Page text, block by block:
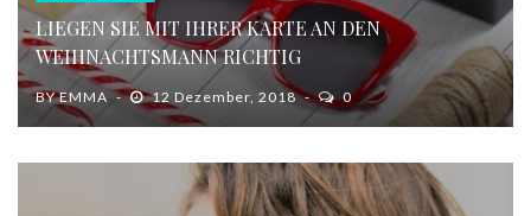
LIEGEN SIE MIT IHRER KARTE AN DEN
WEIHNACHTSMANN RICHTIG
BYEMMA 12 Dezember, 2018 0